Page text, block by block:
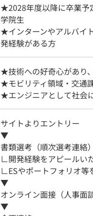
★2028年度以降に卒業予
学院生
★インターンやアルバイ
発経験がある方
★技術への好奇心があり
★モビリティ領域・交通
★エンジニアとして
サイトよりエントリー
▼
書類選考（順次選考連絡）
∟開発経験をアピールい
∟ESやポートフォリオ等
▼
オンライン面接（人事面
▼